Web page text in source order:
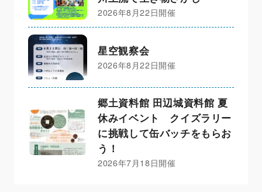
2026年8月22日開催
星空観察会
2026年8月22日開催
郷土資料館 田辺城資料館 夏
休みイベント クイズラリー
に挑戦して缶バッチをもらお
う！
2026年7月18日開催